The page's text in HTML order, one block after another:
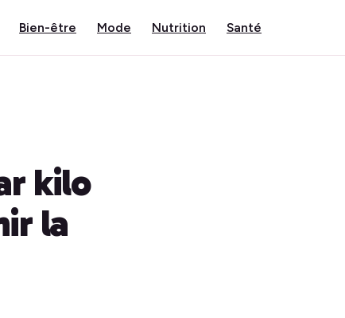
Bien-être Mode Nutrition Santé
kilo
la